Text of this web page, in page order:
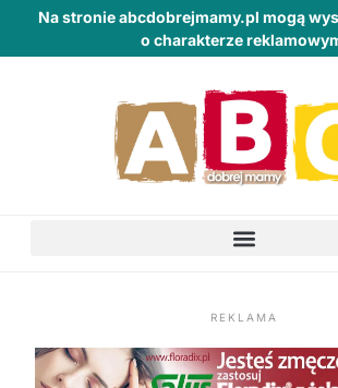
Na stronie abcdobrejmamy.pl mogą
o charakterze
REKLAMA